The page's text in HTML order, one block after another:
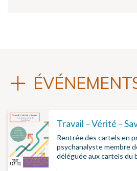
Travail – Vérité –
Rentrée des cartels en
psychanalyste membre
déléguée aux cartels du